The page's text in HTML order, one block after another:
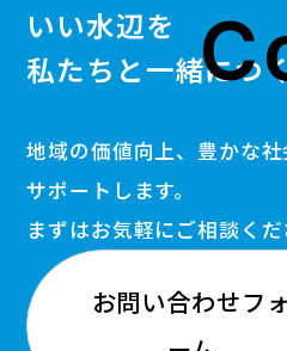
いい水辺を
私たちと一緒につ
地域の価値向上、豊かな
サポートします。
まずはお気軽にご相談くだ
お問い合わせフォ